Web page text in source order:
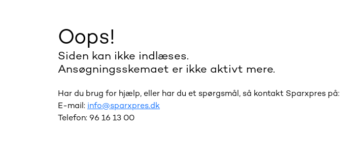
Oops!
Siden kan ikke indlæses.
Ansøgningsskemaet er ikke aktivt mere.
Har du brug for hjælp, eller har du et spørgsmål, så kontakt Sparxpres på:
E-mail: info@sparxpres.dk
Telefon: 96 16 13 00